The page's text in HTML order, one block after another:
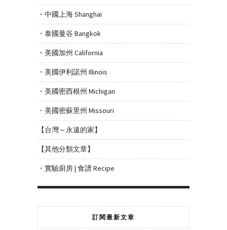
・中國上海 Shanghai
・泰國曼谷 Bangkok
・美國加州 California
・美國伊利諾州 Illinois
・美國密西根州 Michigan
・美國密蘇里州 Missouri
【台灣～永遠的家】
【其他分類文章】
・實驗廚房 | 食譜 Recipe
訂閱最新文章